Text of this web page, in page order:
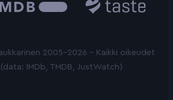
2005-2026 - Kaikki oikeudet
IMDb, TMDB, JustWatch)